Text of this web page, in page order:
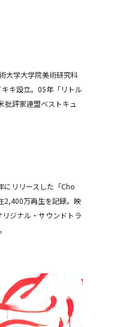
大学大学院美術研究科
キ設立。05年「リトル
批評家連盟ベストキュ
にリリースした「Cho
2,400万再生を記録。映
ジナル・サウンドトラ